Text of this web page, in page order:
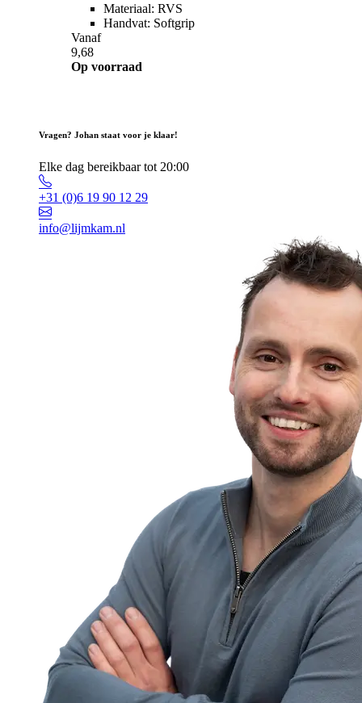
Materiaal: RVS
Handvat: Softgrip
Vanaf
9,68
Op voorraad
Vragen? Johan staat voor je klaar!
Elke dag bereikbaar tot 20:00
+31 (0)6 19 90 12 29
info@lijmkam.nl